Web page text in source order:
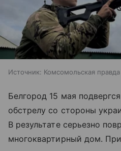
Источник: Комсомольская правда
Белгород 15 мая
обстрелу со стороны
В результате серьезно
многоквартирный дом.